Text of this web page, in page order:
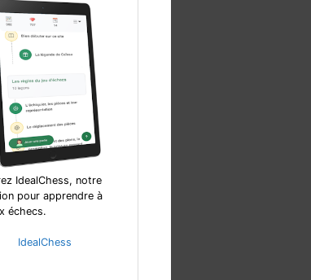
IdealChess, notre
pour apprendre à
échecs.
IdealChess